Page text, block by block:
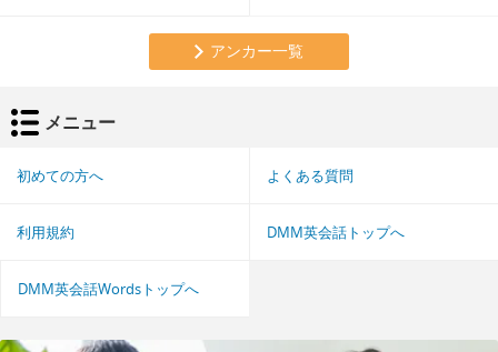
アンカー一覧
メニュー
初めての方へ よくある質問
利用規約 DMM英会話トップへ
DMM英会話Wordsトップへ